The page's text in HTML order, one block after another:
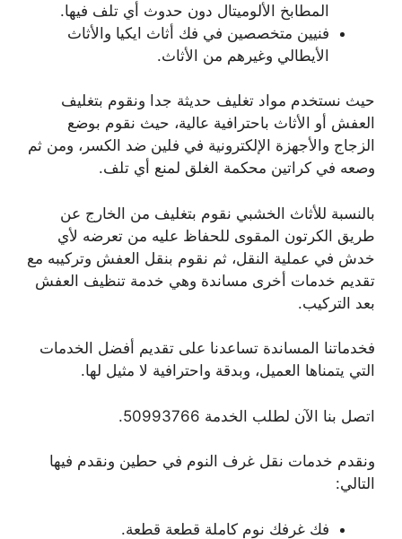
المطابخ الألوميتال دون حدوث أي تلف فيها.
فنيين متخصصين في فك أثاث ايكيا والأثاث
الأيطالي وغيرهم من الأثاث.
حيث نستخدم مواد تغليف حديثة جدا ونقوم بتغليف
العفش أو الأثاث باحترافية عالية، حيث نقوم بوضع
الزجاج والأجهزة الإلكترونية في فلين ضد الكسر، ومن ثم
وصعه في كراتين محكمة الغلق لمنع أي تلف.
بالنسبة للأثاث الخشبي نقوم بتغليف من الخارج عن
طريق الكرتون المقوى للحفاظ عليه من تعرضه لأي
خدش في عملية النقل، ثم نقوم بنقل العفش وتركيبه مع
تقديم خدمات أخرى مساندة وهي خدمة تنظيف العفش
بعد التركيب.
فخدماتنا المساندة تساعدنا على تقديم أفضل الخدمات
التي يتمناها العميل، وبدقة واحترافية لا مثيل لها.
اتصل بنا الآن لطلب الخدمة 50993766.
ونقدم خدمات نقل غرف النوم في حطين ونقدم فيها
التالي:
فك غرفك نوم كاملة قطعة قطعة.